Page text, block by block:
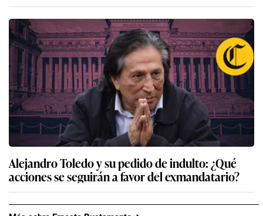
Alejandro Toledo y su pedido de indulto: ¿Qué
acciones se seguirán a favor del exmandatario?